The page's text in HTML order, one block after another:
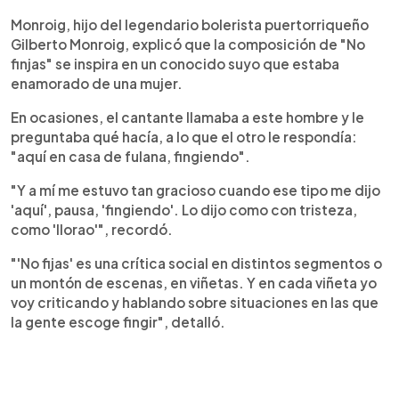
Monroig, hijo del legendario bolerista puertorriqueño
Gilberto Monroig, explicó que la composición de "No
finjas" se inspira en un conocido suyo que estaba
enamorado de una mujer.
En ocasiones, el cantante llamaba a este hombre y le
preguntaba qué hacía, a lo que el otro le respondía:
"aquí en casa de fulana, fingiendo".
"Y a mí me estuvo tan gracioso cuando ese tipo me dijo
'aquí', pausa, 'fingiendo'. Lo dijo como con tristeza,
como 'llorao'", recordó.
"'No fijas' es una crítica social en distintos segmentos o
un montón de escenas, en viñetas. Y en cada viñeta yo
voy criticando y hablando sobre situaciones en las que
la gente escoge fingir", detalló.